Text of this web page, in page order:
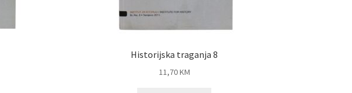
Historijska traganja 8
11,70KM